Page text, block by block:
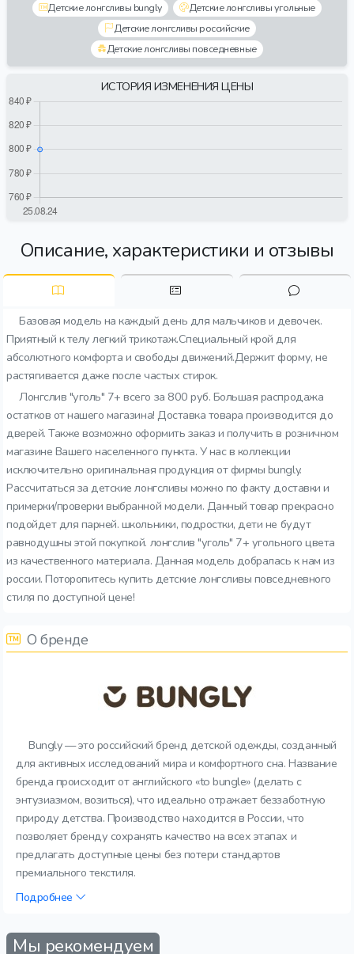
Детские лонгсливы bungly
Детские лонгсливы угольные
Детские лонгсливы российские
Детские лонгсливы повседневные
ИСТОРИЯ ИЗМЕНЕНИЯ ЦЕНЫ
Описание, характеристики и отзывы
Базовая модель на каждый день для мальчиков и девочек.
Приятный к телу легкий трикотаж.Специальный крой для
абсолютного комфорта и свободы движений.Держит форму, не
растягивается даже после частых стирок.
Лонгслив "уголь" 7+ всего за 800 руб. Большая распродажа
остатков от нашего магазина! Доставка товара производится до
дверей. Также возможно оформить заказ и получить в розничном
магазине Вашего населенного пункта. У нас в коллекции
исключительно оригинальная продукция от фирмы bungly.
Рассчитаться за детские лонгсливы можно по факту доставки и
примерки/проверки выбранной модели. Данный товар прекрасно
подойдет для парней. школьники, подростки, дети не будут
равнодушны этой покупкой. лонгслив "уголь" 7+ угольного цвета
из качественного материала. Данная модель добралась к нам из
россии. Поторопитесь купить детские лонгсливы повседневного
стиля по доступной цене!
О бренде
Bungly — это российский бренд детской одежды, созданный
для активных исследований мира и комфортного сна. Название
бренда происходит от английского «to bungle» (делать с
энтузиазмом, возиться), что идеально отражает беззаботную
природу детства. Производство находится в России, что
позволяет бренду сохранять качество на всех этапах и
предлагать доступные цены без потери стандартов
премиального текстиля.
Подробнее
Мы рекомендуем